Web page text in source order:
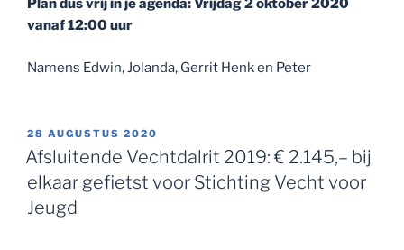
Plan dus vrij in je agenda: Vrijdag 2 oktober 2020
vanaf 12:00 uur
Namens Edwin, Jolanda, Gerrit Henk en Peter
GEPLAATST
OP
28 AUGUSTUS 2020
Afsluitende Vechtdalrit 2019: € 2.145,– bij
elkaar gefietst voor Stichting Vecht voor
Jeugd